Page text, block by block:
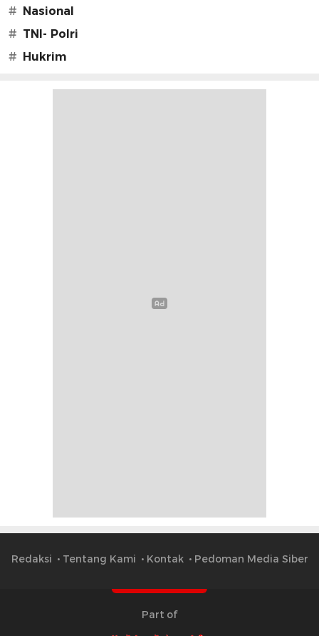
# Nasional
# TNI- Polri
# Hukrim
Redaksi Tentang Kami Kontak Pedoman Media Siber
Part of